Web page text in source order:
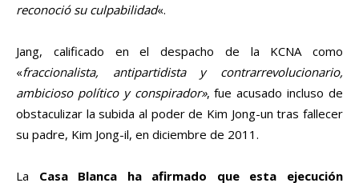
reconoció su culpabilidad«.
Jang, calificado en el despacho de la KCNA como
«fraccionalista, antipartidista y contrarrevolucionario,
ambicioso político y conspirador», fue acusado incluso de
obstaculizar la subida al poder de Kim Jong-un tras fallecer
su padre, Kim Jong-il, en diciembre de 2011.
La Casa Blanca ha afirmado que esta ejecución